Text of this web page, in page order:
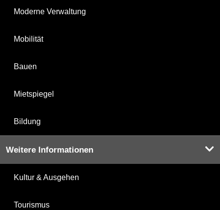
Moderne Verwaltung
Mobilität
Bauen
Mietspiegel
Bildung
Weitere Informationen
Kultur & Ausgehen
Tourismus